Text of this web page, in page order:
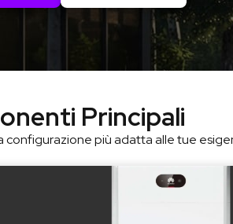
Principali
configurazione più adatta alle tue